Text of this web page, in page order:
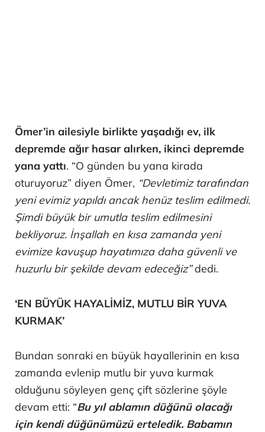
Ömer’in ailesiyle birlikte yaşadığı ev, ilk
depremde ağır hasar alırken, ikinci depremde
yana yattı. “O günden bu yana kirada
oturuyoruz” diyen Ömer, “Devletimiz tarafından
yeni evimiz yapıldı ancak henüz teslim edilmedi.
Şimdi büyük bir umutla teslim edilmesini
bekliyoruz. İnşallah en kısa zamanda yeni
evimize kavuşup hayatımıza daha güvenli ve
huzurlu bir şekilde devam edeceğiz”dedi.
‘EN BÜYÜK HAYALİMİZ, MUTLU BİR YUVA
KURMAK’
Bundan sonraki en büyük hayallerinin en kısa
zamanda evlenip mutlu bir yuva kurmak
olduğunu söyleyen genç çift sözlerine şöyle
devam etti: “Bu yıl ablamın düğünü olacağı
için kendi düğünümüzü erteledik. Babamın